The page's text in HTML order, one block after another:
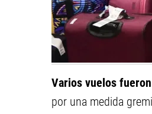
Varios vuelos
por una medida